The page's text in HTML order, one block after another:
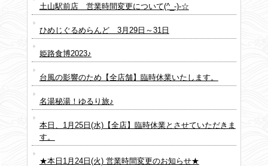
土山駅前店 営業時間変更について(^_-)-☆
ひめじぐるめらんど 3月29日～31日
姫路食博2023♪
台風の影響のため【全店舗】臨時休業いたします。
名湯秘湯！ゆるり旅♪
本日、1月25日(水)【全店】臨時休業とさせていただきま
す。
★本日1月24日(火) 営業時間変更のお知らせ★